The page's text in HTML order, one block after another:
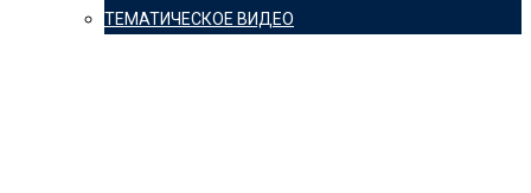
ТЕМАТИЧЕСКОЕ ВИДЕО